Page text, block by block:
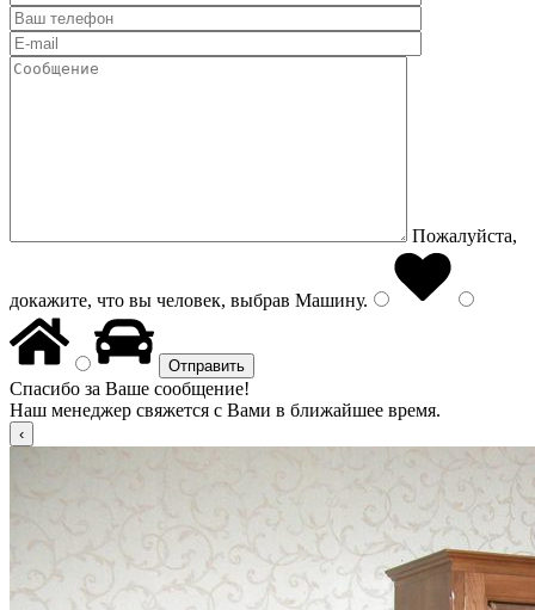
Пожалуйста,
докажите, что вы человек, выбрав Машину.
Спасибо за Ваше сообщение!
Наш менеджер свяжется с Вами в ближайшее время.